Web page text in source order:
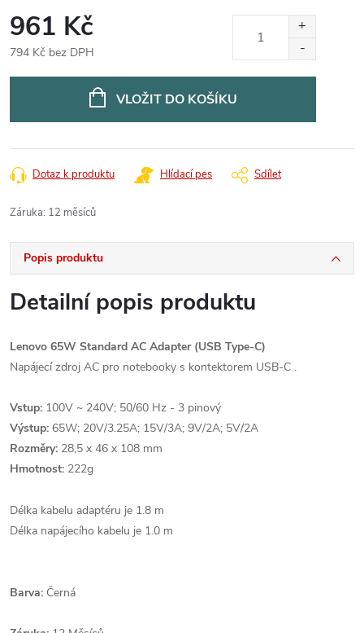
961 Kč
794 Kč bez DPH
VLOŽIT DO KOŠÍKU
Dotaz k produktu Hlídací pes Sdílet
Záruka: 12 měsíců
Popis produktu
Detailní popis produktu
Lenovo 65W Standard AC Adapter (USB Type-C)
Napájecí zdroj AC pro notebooky s kontektorem USB-C .
Vstup: 100V ~ 240V; 50/60 Hz - 3 pinový
Výstup: 65W; 20V/3.25A; 15V/3A; 9V/2A; 5V/2A
Rozměry: 28,5 x 46 x 108 mm
Hmotnost: 222g
Délka kabelu adaptéru je 1.8 m
Délka napájecího kabelu je 1.0 m
Barva: Černá